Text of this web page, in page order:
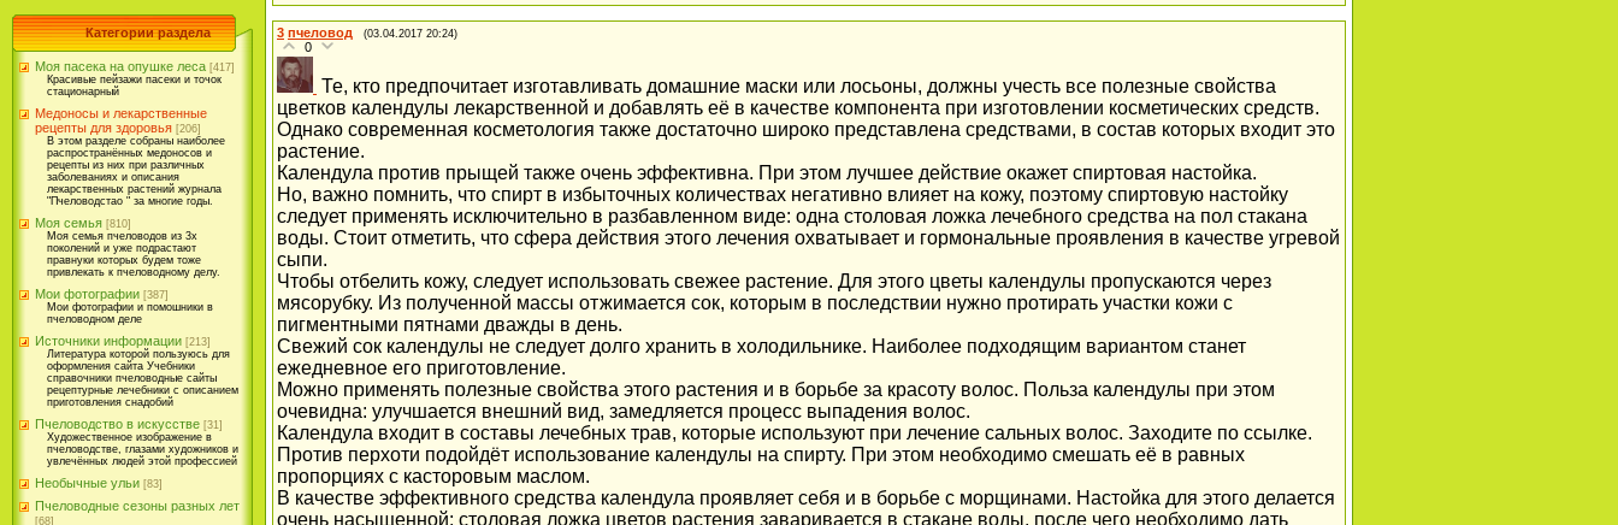
Категории раздела
Моя пасека на опушке леса [417]
Красивые пейзажи пасеки и точок
стационарный
Медоносы и лекарственные
рецепты для здоровья [206]
В этом разделе собраны наиболее
распространённых медоносов и
рецепты из них при различных
заболеваниях и описания
лекарственных растений журнала
"Пчеловодстао " за многие годы.
Моя семья [810]
Моя семья пчеловодов из 3х
поколений и уже подрастают
правнуки которых будем тоже
привлекать к пчеловодному делу.
Мои фотографии [387]
Мои фотографии и помошники в
пчеловодном деле
Источники информации [213]
Литература которой пользуюсь для
оформления сайта Учебники
справочники пчеловодные сайты
рецептурные лечебники с описанием
приготовления снадобий
Пчеловодство в искусстве [31]
Художественное изображение в
пчеловодстве, глазами художников и
увлечённых людей этой профессией
Необычные ульи [83]
Пчеловодные сезоны разных лет
[68]
3 пчеловод (03.04.2017 20:24)
0
Те, кто предпочитает изготавливать домашние маски или лосьоны, должны учесть все полезные свойства
цветков календулы лекарственной и добавлять её в качестве компонента при изготовлении косметических средств.
Однако современная косметология также достаточно широко представлена средствами, в состав которых входит это
растение.
Календула против прыщей также очень эффективна. При этом лучшее действие окажет спиртовая настойка.
Но, важно помнить, что спирт в избыточных количествах негативно влияет на кожу, поэтому спиртовую настойку
следует применять исключительно в разбавленном виде: одна столовая ложка лечебного средства на пол стакана
воды. Стоит отметить, что сфера действия этого лечения охватывает и гормональные проявления в качестве угревой
сыпи.
Чтобы отбелить кожу, следует использовать свежее растение. Для этого цветы календулы пропускаются через
мясорубку. Из полученной массы отжимается сок, которым в последствии нужно протирать участки кожи с
пигментными пятнами дважды в день.
Свежий сок календулы не следует долго хранить в холодильнике. Наиболее подходящим вариантом станет
ежедневное его приготовление.
Можно применять полезные свойства этого растения и в борьбе за красоту волос. Польза календулы при этом
очевидна: улучшается внешний вид, замедляется процесс выпадения волос.
Календула входит в составы лечебных трав, которые используют при лечение сальных волос. Заходите по ссылке.
Против перхоти подойдёт использование календулы на спирту. При этом необходимо смешать её в равных
пропорциях с касторовым маслом.
В качестве эффективного средства календула проявляет себя и в борьбе с морщинами. Настойка для этого делается
очень насыщенной: столовая ложка цветов растения заваривается в стакане воды, после чего необходимо дать